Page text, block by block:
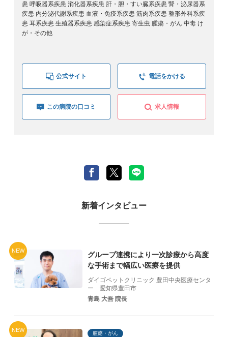
患 呼吸器系疾患 消化器系疾患 肝・胆・すい臓系疾患 腎・泌尿器系
疾患 内分泌代謝系疾患 血液・免疫系疾患 筋肉系疾患 整形外科系疾
患 耳系疾患 生殖器系疾患 感染症系疾患 寄生虫 腫瘍・がん 中毒 け
が・その他
公式サイト 電話をかける
この病院の口コミ 求人情報
新着インタビュー
NEW
グループ連携により一次診療から高度
な手術まで幅広い医療を提供
ダイゴペットクリニック 豊田中央医療センタ
ー 愛知県豊田市
青島 大吾 院長
NEW
腫瘍・がん